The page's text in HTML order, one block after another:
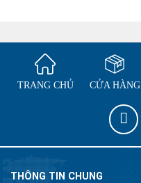
TRANG CHỦ CỬA HÀNG
THÔNG TIN CHUNG